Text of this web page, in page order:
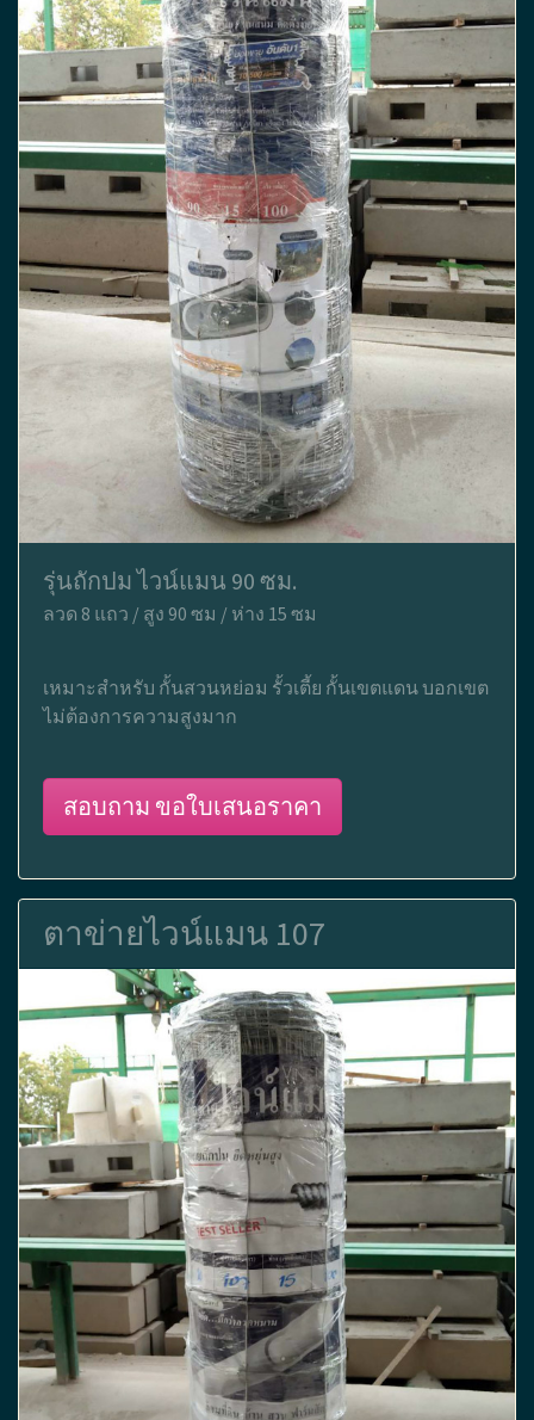
รุ่นถักปม ไวน์แมน 90 ซม.
ลวด 8 แถว / สูง 90 ซม / ห่าง 15 ซม
เหมาะสำหรับ กั้นสวนหย่อม รั้วเตี้ย กั้นเขตแดน บอกเขต
ไม่ต้องการความสูงมาก
สอบถาม ขอใบเสนอราคา
ตาข่ายไวน์แมน 107